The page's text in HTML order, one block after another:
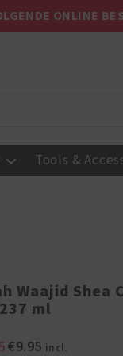
ONLINE
Tools &
Waajid Shea
ml
Oorspronkelijke
€9.95Huidige
incl.